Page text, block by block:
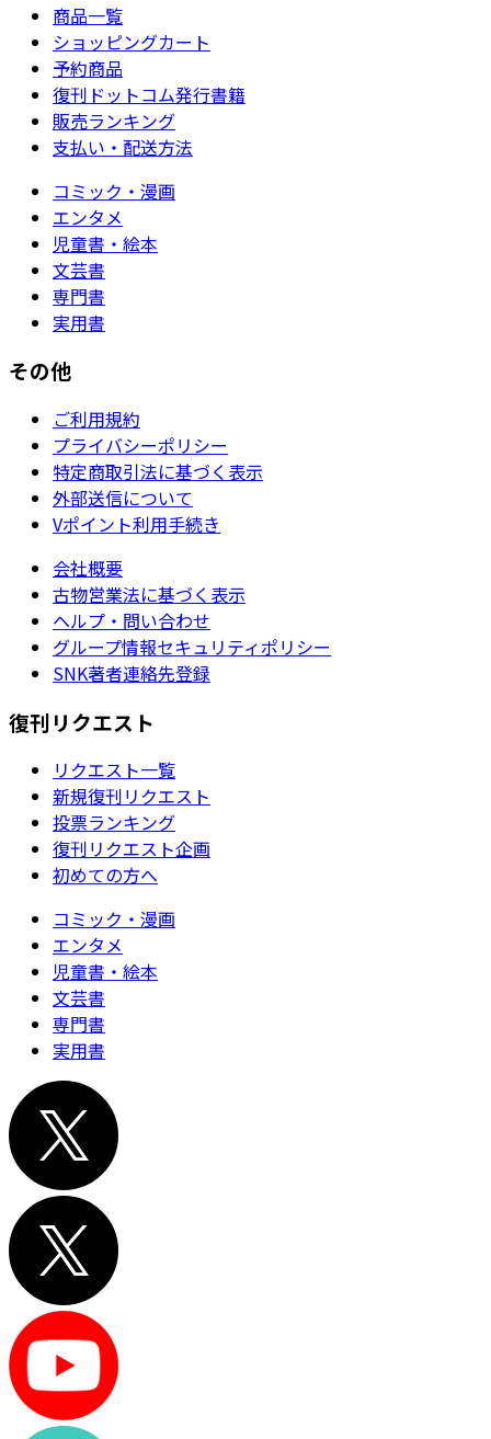
商品一覧
ショッピングカート
予約商品
復刊ドットコム発行書籍
販売ランキング
支払い・配送方法
コミック・漫画
エンタメ
児童書・絵本
文芸書
専門書
実用書
その他
ご利用規約
プライバシーポリシー
特定商取引法に基づく表示
外部送信について
Vポイント利用手続き
会社概要
古物営業法に基づく表示
ヘルプ・問い合わせ
グループ情報セキュリティポリシー
SNK著者連絡先登録
復刊リクエスト
リクエスト一覧
新規復刊リクエスト
投票ランキング
復刊リクエスト企画
初めての方へ
コミック・漫画
エンタメ
児童書・絵本
文芸書
専門書
実用書